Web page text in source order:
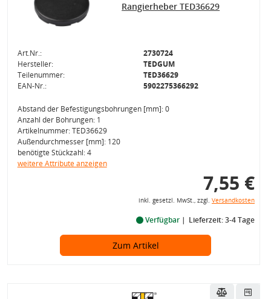
Rangierheber TED36629
Art.Nr.:
2730724
Hersteller:
TEDGUM
Teilenummer:
TED36629
EAN-Nr.:
5902275366292
Abstand der Befestigungsbohrungen [mm]: 0
Anzahl der Bohrungen: 1
Artikelnummer: TED36629
Außendurchmesser [mm]: 120
benötigte Stückzahl: 4
weitere Attribute anzeigen
7,55 €
inkl. gesetzl. MwSt., zzgl. Versandkosten
Verfügbar Lieferzeit: 3-4 Tage
Zum Artikel